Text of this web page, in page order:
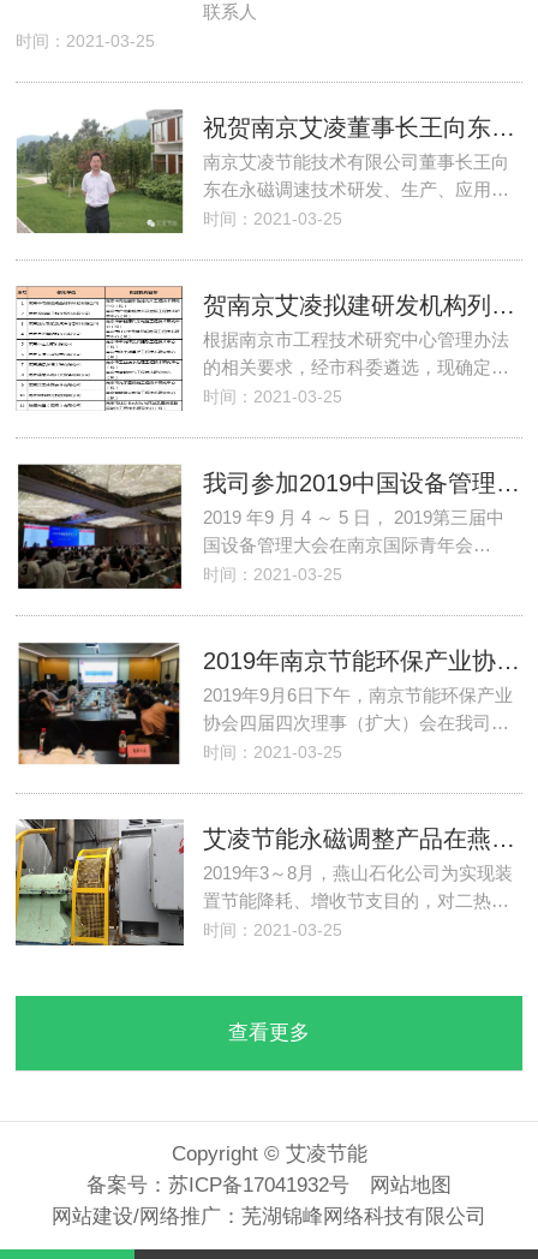
联系人
时间：2021-03-25
祝贺南京艾凌董事长王向东入选2016年国家创新人才推进计划名单
南京艾凌节能技术有限公司董事长王向
东在永磁调速技术研发、生产、应用…
时间：2021-03-25
贺南京艾凌拟建研发机构列入2017年南京市工程技术研究中心培育名单
根据南京市工程技术研究中心管理办法
的相关要求，经市科委遴选，现确定…
时间：2021-03-25
我司参加2019中国设备管理大会
2019 年9 月 4 ～ 5 日， 2019第三届中
国设备管理大会在南京国际青年会…
时间：2021-03-25
2019年南京节能环保产业协会四届四次理事（扩大）会在我司举行
2019年9月6日下午，南京节能环保产业
协会四届四次理事（扩大）会在我司…
时间：2021-03-25
艾凌节能永磁调整产品在燕山石化节能改造中成功应用
2019年3～8月，燕山石化公司为实现装
置节能降耗、增收节支目的，对二热…
时间：2021-03-25
查看更多
Copyright © 艾凌节能
备案号： 苏ICP备17041932号
网站地图
网站建设/网络推广 ： 芜湖锦峰网络科技有限公司